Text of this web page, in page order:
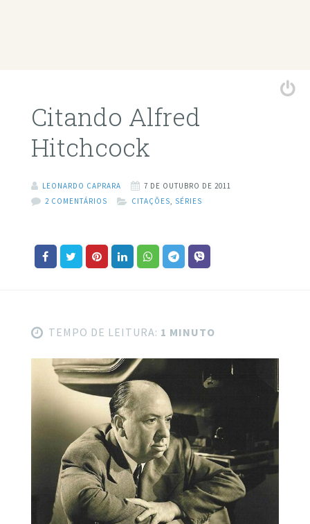
Citando Alfred
Hitchcock
LEONARDO CAPRARA
7 DE OUTUBRO DE 2011
2 COMENTÁRIOS
CITAÇÕES SÉRIES
TEMPO DE LEITURA: 1 MINUTO